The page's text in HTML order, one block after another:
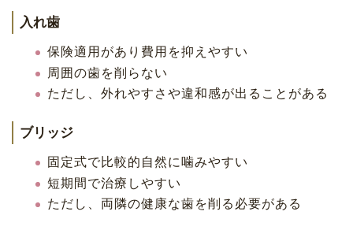
入れ歯
保険適用があり費用を抑えやすい
周囲の歯を削らない
ただし、外れやすさや違和感が出ることがある
ブリッジ
固定式で比較的自然に噛みやすい
短期間で治療しやすい
ただし、両隣の健康な歯を削る必要がある